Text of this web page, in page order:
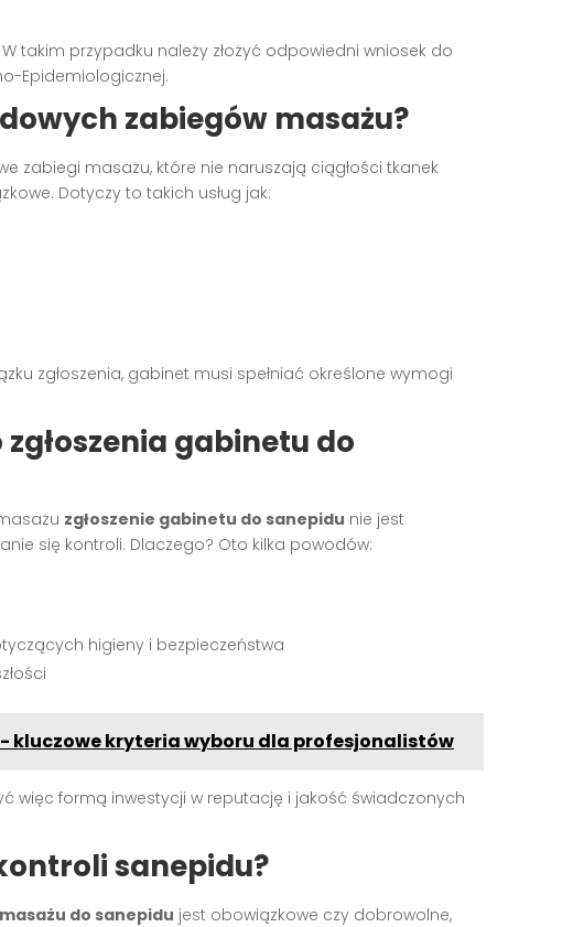
takim przypadku należy złożyć odpowiedni wniosek do
Epidemiologicznej.
zabiegów masażu?
zabiegi masażu, które nie naruszają ciągłości tkanek
Dotyczy to takich usług jak:
zgłoszenia, gabinet musi spełniać określone wymogi
gabinetu do
zgłoszenie gabinetu do sanepidu nie jest
się kontroli. Dlaczego? Oto kilka powodów:
higieny i bezpieczeństwa
kluczowe kryteria wyboru dla profesjonalistów
więc formą inwestycji w reputację i jakość świadczonych
sanepidu?
do sanepidu jest obowiązkowe czy dobrowolne,